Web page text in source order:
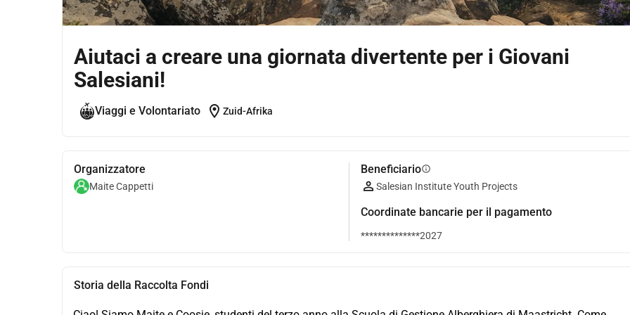
Aiutaci a creare una giornata divertente per i Giovani
Salesiani!
Viaggi e Volontariato location_on Zuid-Afrika
Organizzatore
Maite Cappetti
Beneficiarioinfo
Salesian Institute Youth Projects
Coordinate bancarie per il pagamento
**************2027
Storia della Raccolta Fondi